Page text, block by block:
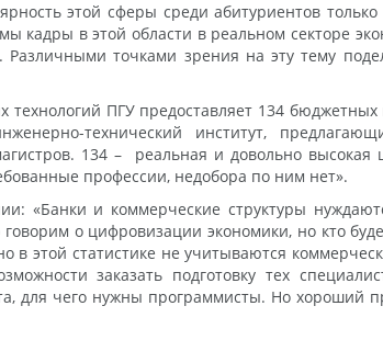
этой сферы среди абитуриентов только
кадры в этой области в реальном секторе
точками зрения на эту тему
ПГУ предоставляет 134 бюджетных
технический институт,
134 – реальная и довольно высокая
профессии, недобора по ним нет».
«Банки и коммерческие структуры
о цифровизации экономики, но кто
в этой статистике не учитываются
заказать подготовку тех
для чего нужны программисты. Но хороший